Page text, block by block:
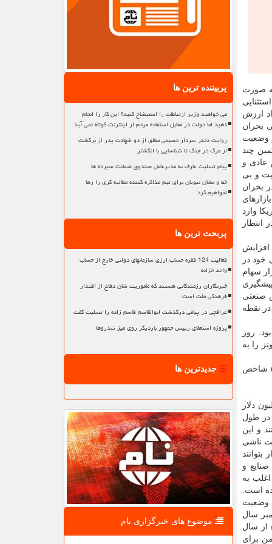
صورت
ارزش
بحران
شد - نشان دهنده وضعیت
۲۰۰۸ خطرات بسیاری در كمین چند
عادی و
و بی
بحران
قویتر از بحران سال ۲۰۰۸ بوده است و بازارهای
وارد
خود در
سهام
شد. این شاخص در نقطه
بود. روز
داوجونز را به
شاخص
دلار از ارزش این بازار شد. ارزش مالی اس اند پی از ۱۹ فوریه ۳.۶ تریلیون دلار
در طول
و این
ناشی
و
به
است.
به وضعیت
سال
از سال
برای
پربیننده ترین ها
می خواهید وزیر ارتباطات را استیضاح کنید؟ این کار را انجام
دهید اما دولت در مقابل استفاده مردم از اینترنت کوتاه نمی آید
روایت دختر سردار حسینی مطلق از دو شهادت پدر از برگشت
از مرگ در جنگ تا شناسایی با انگشتر
پیام تسلیت عارف به مدیرعامل صندوق ضمانت سپرده ها
خط و نشان نبویان برای تیم مذاکره کننده مطالبه گری را رها
نخواهیم کرد
پربحث ترین ها
فعالیت 124 فقره حساب ارزی سازمانهای دولتی خارج از حساب
واحد خزانه
خبرنگاران رزمندگانی هستند که مأموریت شان دفاع از اقتدار
فرهنگی ملت است
عراقچی در پیامی درگذشت ابوالقاسم قاسم زاده را تسلیت گفت
پروژه استعفای رییس جمهور باردیگر روی میز تندروها
جدیدترین ها
موضوع های خبرگزاری نام